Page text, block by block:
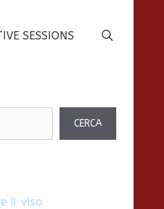
SESSIONS
CERCA
il viso